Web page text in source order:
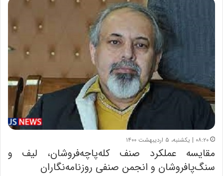
۰۸:۲۰ | یکشنبه، ۵ اردیبهشت ۱۴۰۰
مقایسه عملکرد صنف کله‌پاچه‌فروشان، لیف و
سنگ‌پافروشان و انجمن صنفی روزنامه‌نگاران